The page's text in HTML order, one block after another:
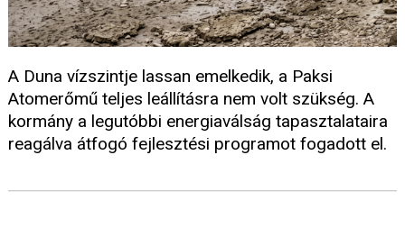
A Duna vízszintje lassan emelkedik, a Paksi
Atomerőmű teljes leállításra nem volt szükség. A
kormány a legutóbbi energiaválság tapasztalataira
reagálva átfogó fejlesztési programot fogadott el.